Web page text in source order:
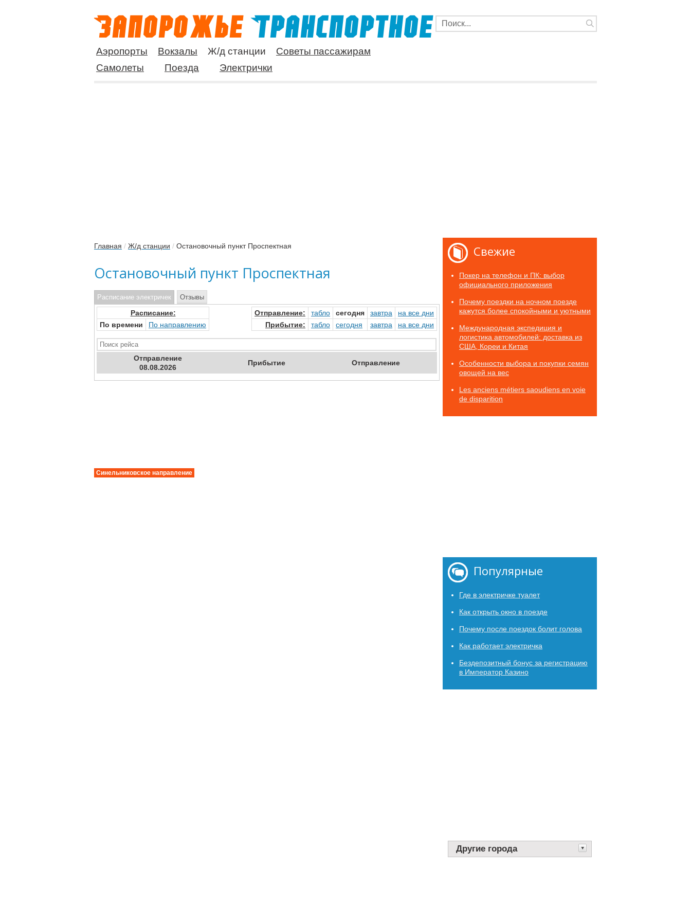
Аэропорты Вокзалы Ж/д станции
Советы пассажирам
Самолеты
Поезда Электрички
Главная / Ж/д станции / Остановочный пункт Проспектная
Остановочный пункт Проспектная
Расписание электричек
Расписание:
По времени
По направлению
Отправление: табло сегодня завтра на все дни
Прибытие: табло сегодня завтра на все дни
Отправление
08.08.2026
Прибытие Отправление
Отзывы
Синельниковское направление
Свежие
Покер на телефон и ПК: выбор
официального приложения
Почему поездки на ночном поезде
кажутся более спокойными и уютными
Международная экспедиция и
логистика автомобилей: доставка из
США, Кореи и Китая
Особенности выбора и покупки семян
овощей на вес
Les anciens métiers saoudiens en voie
de disparition
Популярные
Где в электричке туалет
Как открыть окно в поезде
Почему после поездок болит голова
Как работает электричка
Бездепозитный бонус за регистрацию
в Император Казино
Другие города